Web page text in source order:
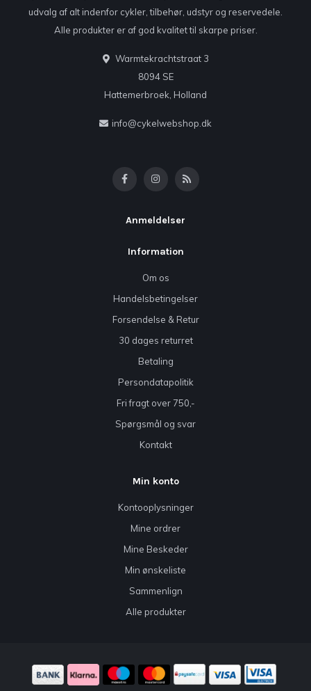
udvalg af alt indenfor cykler, tilbehør, udstyr og reservedele.
Alle produkter er af god kvalitet til skarpe priser.
Warmtekrachtstraat 3
8094 SE
Hattemerbroek, Holland
info@cykelwebshop.dk
Anmeldelser
Information
Om os
Handelsbetingelser
Forsendelse & Retur
30 dages returret
Betaling
Persondatapolitik
Fri fragt over 750,-
Spørgsmål og svar
Kontakt
Min konto
Kontooplysninger
Mine ordrer
Mine Beskeder
Min ønskeliste
Sammenlign
Alle produkter